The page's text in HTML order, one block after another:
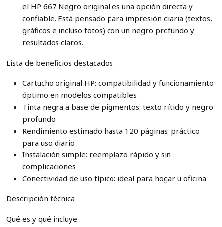
el HP 667 Negro original es una opción directa y
confiable. Está pensado para impresión diaria (textos,
gráficos e incluso fotos) con un negro profundo y
resultados claros.
Lista de beneficios destacados
Cartucho original HP: compatibilidad y funcionamiento
óptimo en modelos compatibles
Tinta negra a base de pigmentos: texto nítido y negro
profundo
Rendimiento estimado hasta 120 páginas: práctico
para uso diario
Instalación simple: reemplazo rápido y sin
complicaciones
Conectividad de uso típico: ideal para hogar u oficina
Descripción técnica
Qué es y qué incluye